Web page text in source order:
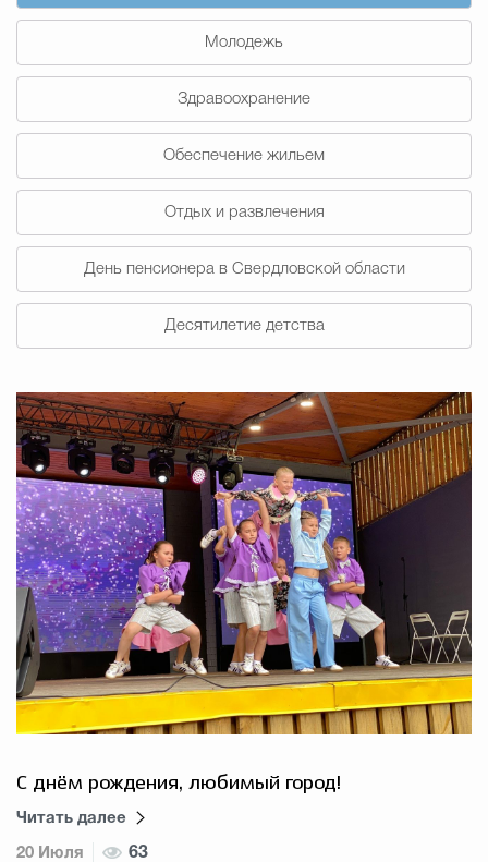
Экономика
Счётная палата Городского
Общественная
Градостроительство и
Государственные организации
Открытые
Молодежь
Здравоохранение
Обеспечение жильем
Отдых и развлечения
День пенсионера в Свердловской области
Десятилетие детства
С днём рождения, любимый город!
Читать далее
20 Июля 63